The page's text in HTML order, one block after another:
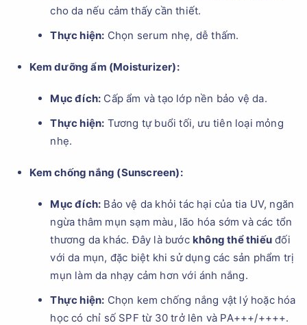
cho da nếu cảm thấy cần thiết.
Thực hiện: Chọn serum nhẹ, dễ thấm.
Kem dưỡng ẩm (Moisturizer):
Mục đích: Cấp ẩm và tạo lớp nền bảo vệ da.
Thực hiện: Tương tự buổi tối, ưu tiên loại mỏng
nhẹ.
Kem chống nắng (Sunscreen):
Mục đích: Bảo vệ da khỏi tác hại của tia UV, ngăn
ngừa thâm mụn sạm màu, lão hóa sớm và các tổn
thương da khác. Đây là bước không thể thiếu đối
với da mụn, đặc biệt khi sử dụng các sản phẩm trị
mụn làm da nhạy cảm hơn với ánh nắng.
Thực hiện: Chọn kem chống nắng vật lý hoặc hóa
học có chỉ số SPF từ 30 trở lên và PA+++/++++.